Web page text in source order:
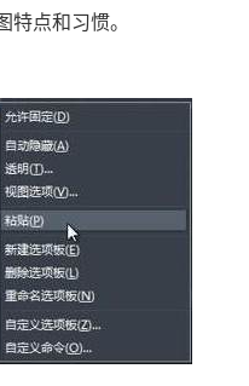
点和习惯。